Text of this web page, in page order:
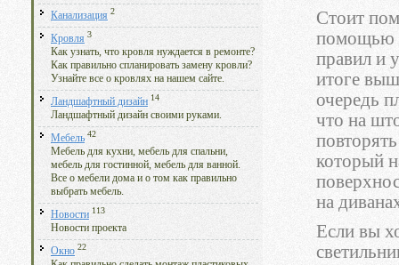
Канализация 2
Кровля 3
Как узнать, что кровля нуждается в ремонте?
Как правильно спланировать замену кровли?
Узнайте все о кровлях на нашем сайте.
Ландшафтный дизайн 14
Ландшафтный дизайн своими руками.
Мебель 42
Мебель для кухни, мебель для спальни,
мебель для гостинной, мебель для ванной.
Все о мебели дома и о том как правильно
выбрать мебель.
Новости 113
Новости проекта
Окно 22
Стоит
помощью
правил и
итоге
очередь
что на
который
на
Если вы